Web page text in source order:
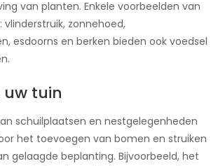
van planten. Enkele voorbeelden van
zonnehoed,
esdoorns en berken bieden ook voedsel
uw tuin
schuilplaatsen en nestgelegenheden
het toevoegen van bomen en struiken
gelaagde beplanting. Bijvoorbeeld, het